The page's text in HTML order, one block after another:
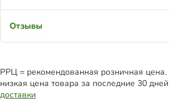
Отзывы
РРЦ = рекомендованная розничная
низкая цена товара за последние 30
доставки